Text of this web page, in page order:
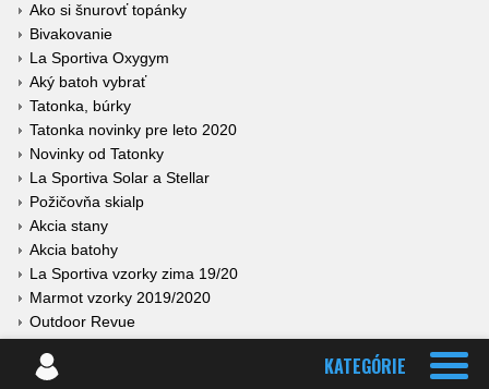
Ako si šnurovť topánky
Bivakovanie
La Sportiva Oxygym
Aký batoh vybrať
Tatonka, búrky
Tatonka novinky pre leto 2020
Novinky od Tatonky
La Sportiva Solar a Stellar
Požičovňa skialp
Akcia stany
Akcia batohy
La Sportiva vzorky zima 19/20
Marmot vzorky 2019/2020
Outdoor Revue
KATEGÓRIE